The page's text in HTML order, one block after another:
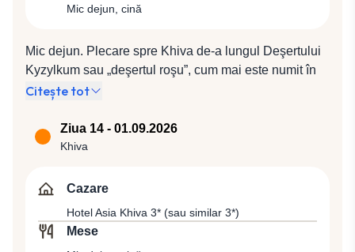
reşedinţa fortificată a Emirului din Bukhara şi
simbolul oraşului. Vom lua cina în mijlocul unei familii
din Bukhara, pentru a cunoaşte mai bine tradiţiile şi
obiceiurile locale. Aici, ca şi în restul circuitului, vom
amabilitatea acestor oameni. Cazare la Hotel Orient
Star Varaxsha 3* (sau similar 3*).
Mic dejun, cină
Mic dejun. Plecare spre Khiva de-a lungul Deşertului
Kyzylkum sau „deşertul roşu”, cum mai este numit în
limba turkmenă, Khiva fiind unul dintre oraşele şi
Deşi despre acest oraş legenda spune că ar fi fost
construit de însuşi Shem, fiul biblicului Noe, dovezile
este amintit ca cetate importantă şi punct comercial
Drumul Mătăsii din Asia către estul şi vestul Europei.
Cină şi cazare la Hotel Asia Khiva 3* (sau similar 3*).
Citește tot
Ziua 14 - 01.09.2026
Khiva
Cazare
Hotel Asia Khiva 3* (sau similar 3*)
Mese